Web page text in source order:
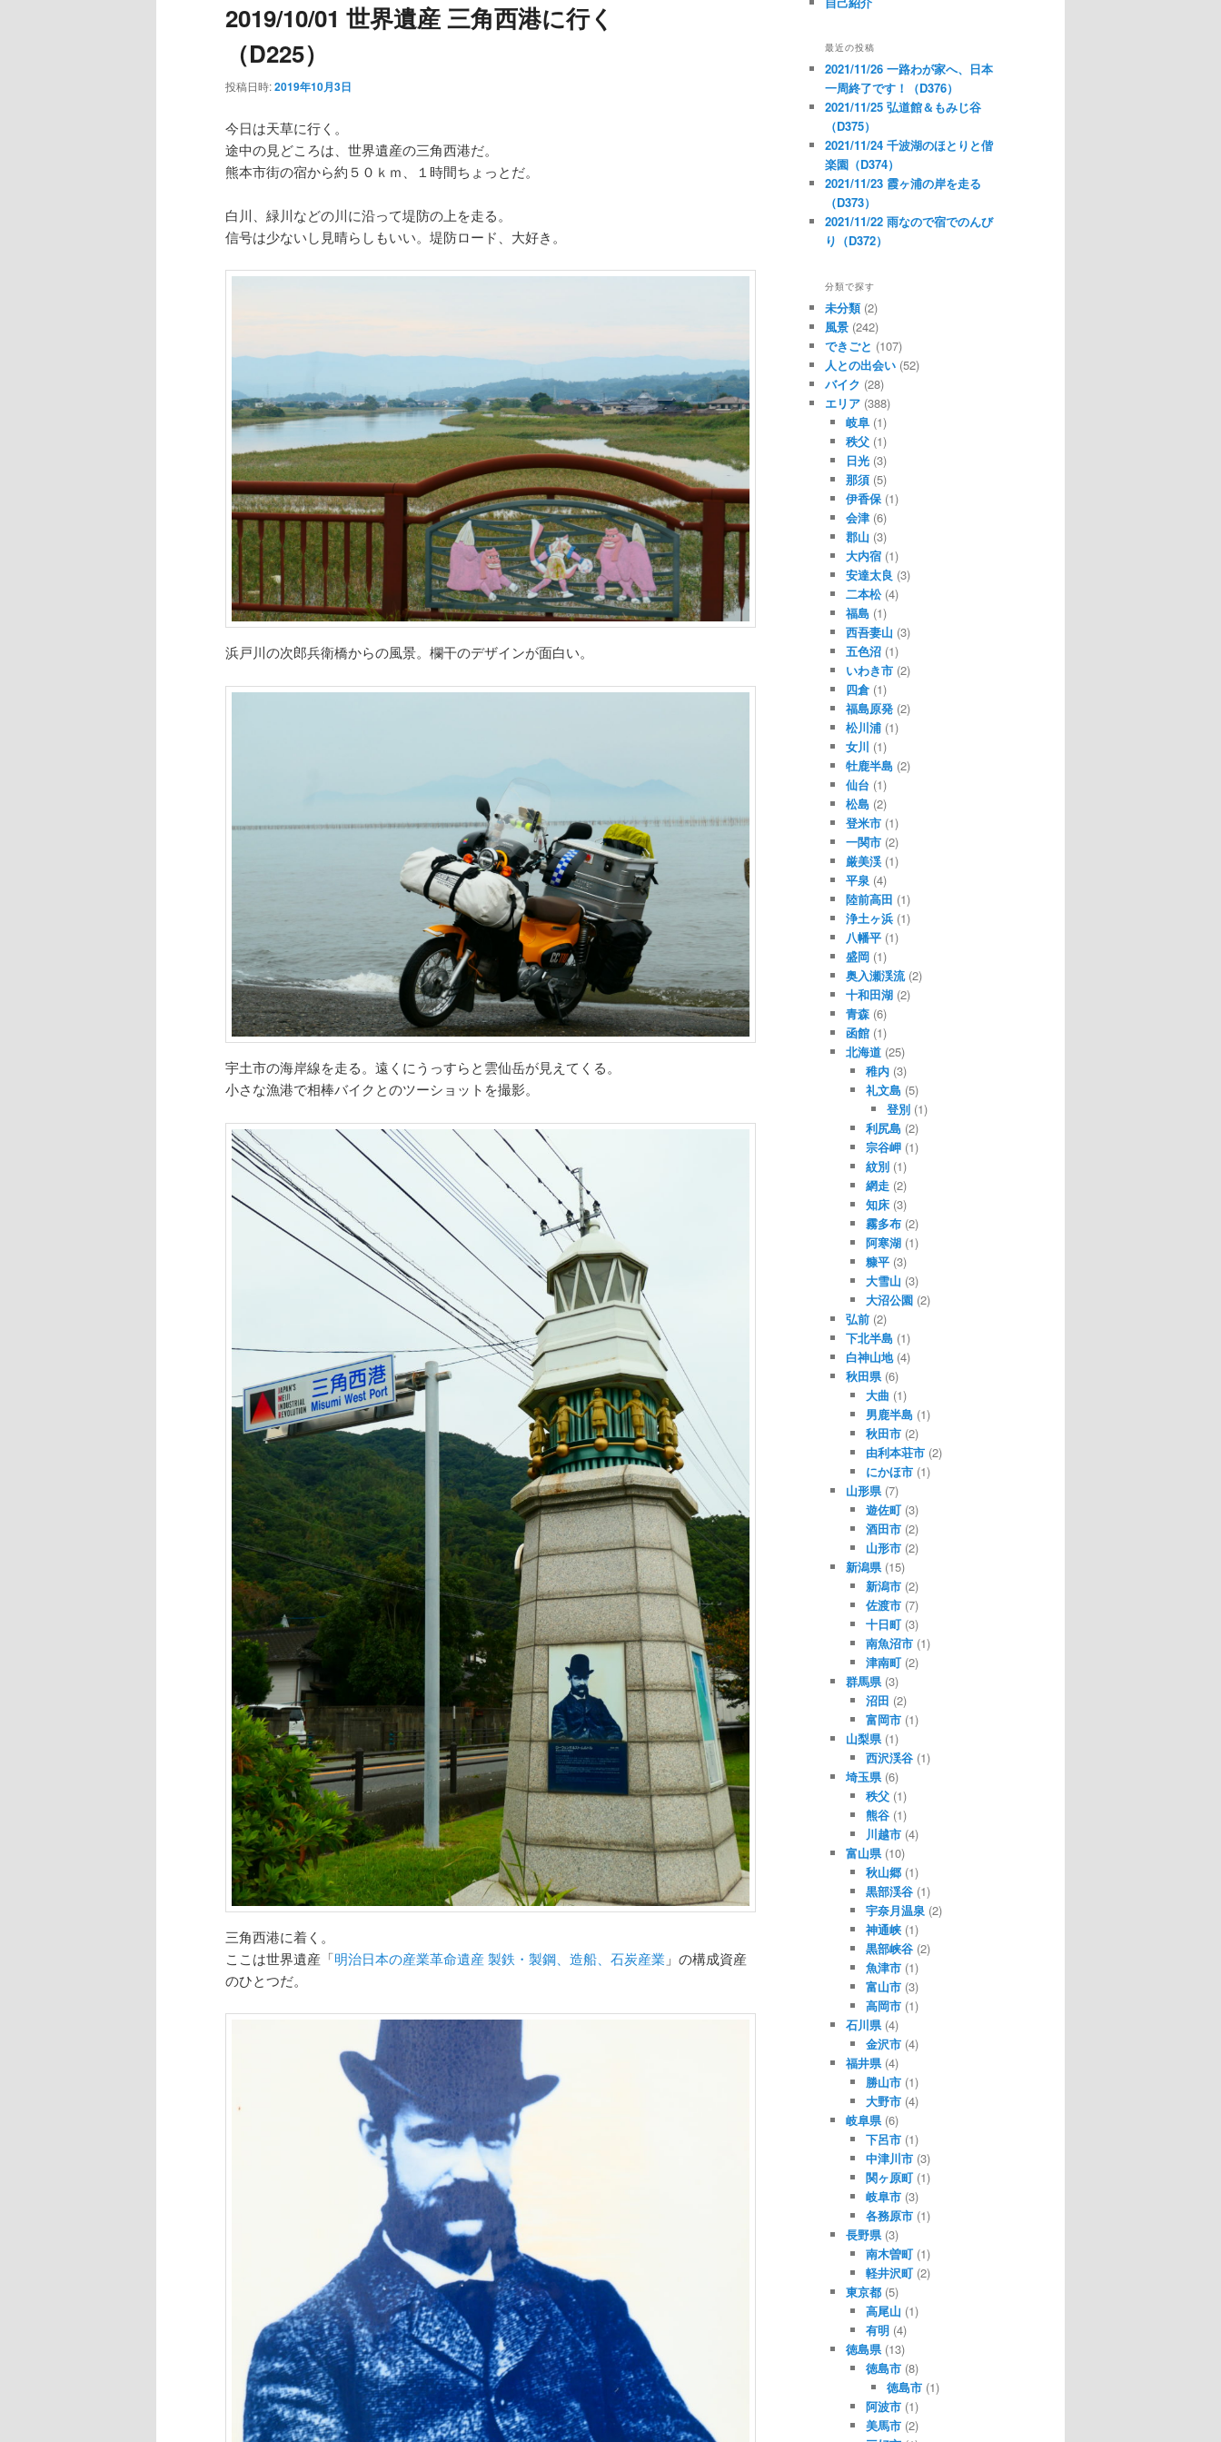
2019/10/01 世界遺産 三角西港に行く
（D225）
投稿日時:2019年10月3日
今日は天草に行く。
途中の見どころは、世界遺産の三角西港だ。
熊本市街の宿から約５０ｋｍ、１時間ちょっとだ。
白川、緑川などの川に沿って堤防の上を走る。
信号は少ないし見晴らしもいい。堤防ロード、大好き。
浜戸川の次郎兵衛橋からの風景。欄干のデザインが面白い。
宇土市の海岸線を走る。遠くにうっすらと雲仙岳が見えてくる。
小さな漁港で相棒バイクとのツーショットを撮影。
三角西港に着く。
ここは世界遺産「明治日本の産業革命遺産 製鉄・製鋼、造船、石炭産業 」の構成資産
のひとつだ。
最近の投稿
2021/11/26 一路わが家へ、日本
一周終了です！（D376）
2021/11/25 弘道館＆もみじ谷
（D375）
2021/11/24 千波湖のほとりと偕
楽園（D374）
2021/11/23 霞ヶ浦の岸を走る
（D373）
2021/11/22 雨なので宿でのんび
り（D372）
分類で探す
未分類(2)
風景 (242)
できごと (107)
人との出会い (52)
バイク (28)
エリア (388)
岐阜(1)
秩父(1)
日光(3)
那須(5)
伊香保(1)
会津(6)
郡山 (3)
大内宿(1)
安達太良 (3)
二本松(4)
福島(1)
西吾妻山 (3)
五色沼(1)
いわき市(2)
四倉(1)
福島原発(2)
松川浦(1)
女川 (1)
牡鹿半島(2)
仙台 (1)
松島(2)
登米市(1)
一関市(2)
厳美渓(1)
平泉 (4)
陸前高田 (1)
浄土ヶ浜(1)
八幡平(1)
盛岡(1)
奥入瀬渓流(2)
十和田湖(2)
青森(6)
函館(1)
北海道(25)
稚内 (3)
礼文島 (5)
登別(1)
利尻島 (2)
宗谷岬 (1)
紋別 (1)
網走 (2)
知床 (3)
霧多布 (2)
阿寒湖 (1)
糠平 (3)
大雪山 (3)
大沼公園 (2)
弘前(2)
下北半島(1)
白神山地(4)
秋田県(6)
大曲 (1)
男鹿半島 (1)
秋田市 (2)
由利本荘市 (2)
にかほ市 (1)
山形県(7)
遊佐町 (3)
酒田市 (2)
山形市 (2)
新潟県(15)
新潟市 (2)
佐渡市 (7)
十日町 (3)
南魚沼市 (1)
津南町 (2)
群馬県(3)
沼田 (2)
富岡市 (1)
山梨県(1)
西沢渓谷 (1)
埼玉県(6)
秩父 (1)
熊谷 (1)
川越市 (4)
富山県(10)
秋山郷 (1)
黒部渓谷 (1)
宇奈月温泉 (2)
神通峡 (1)
黒部峡谷 (2)
魚津市 (1)
富山市 (3)
高岡市 (1)
石川県(4)
金沢市 (4)
福井県(4)
勝山市 (1)
大野市 (4)
岐阜県(6)
下呂市 (1)
中津川市 (3)
関ヶ原町 (1)
岐阜市 (3)
各務原市 (1)
長野県(3)
南木曽町 (1)
軽井沢町 (2)
東京都(5)
高尾山 (1)
有明 (4)
徳島県(13)
徳島市 (8)
徳島市(1)
阿波市 (1)
美馬市 (2)